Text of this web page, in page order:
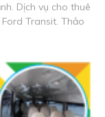
Dịch vụ cho thuê
Transit. Thảo